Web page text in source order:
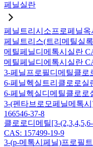
페닐실란
페닐트리시소프로페닐옥
페닐트리스(트리메틸실
메틸페닐디메톡시실란
메틸페닐디에톡시실란
3-페닐프로필디메틸클로
6-페닐헥실트리클로로실
6-페닐헥실디메틸클로로
3-(펜타브로모페닐메톡
166546-37-8
클로로디메틸[3-
CAS: 157499-19-9
3-(p-메톡시페닐)프로필